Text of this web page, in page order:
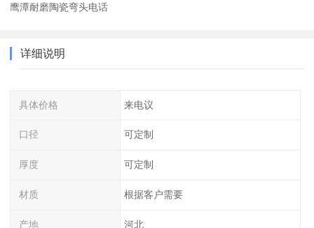
鹰潭耐磨陶瓷弯头电话
详细说明
具体价格 来电议
口径 可定制
厚度 可定制
材质 根据客户需要
产地 河北